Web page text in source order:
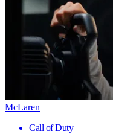
McLaren
Call of Duty